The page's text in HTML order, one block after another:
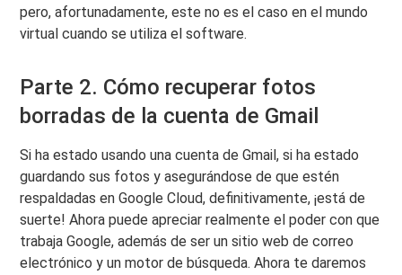
pero, afortunadamente, este no es el caso en el mundo
virtual cuando se utiliza el software.
Parte 2. Cómo recuperar fotos
borradas de la cuenta de Gmail
Si ha estado usando una cuenta de Gmail, si ha estado
guardando sus fotos y asegurándose de que estén
respaldadas en Google Cloud, definitivamente, ¡está de
suerte! Ahora puede apreciar realmente el poder con que
trabaja Google, además de ser un sitio web de correo
electrónico y un motor de búsqueda. Ahora te daremos